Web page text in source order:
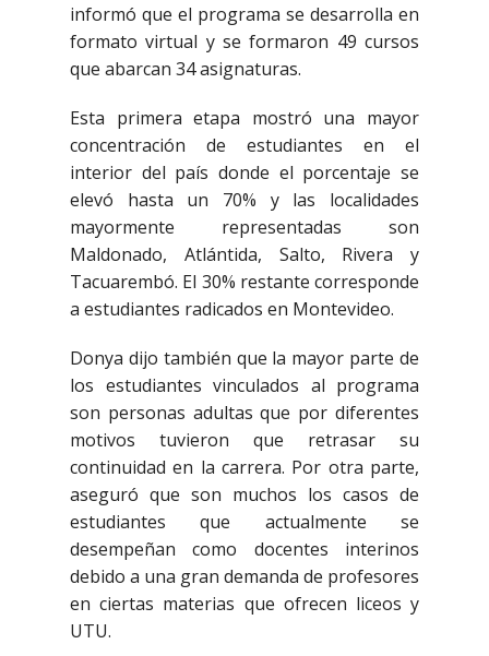
informó que el programa se desarrolla en
formato virtual y se formaron 49 cursos
que abarcan 34 asignaturas.
Esta primera etapa mostró una mayor
concentración de estudiantes en el
interior del país donde el porcentaje se
elevó hasta un 70% y las localidades
mayormente representadas son
Maldonado, Atlántida, Salto, Rivera y
Tacuarembó. El 30% restante corresponde
a estudiantes radicados en Montevideo.
Donya dijo también que la mayor parte de
los estudiantes vinculados al programa
son personas adultas que por diferentes
motivos tuvieron que retrasar su
continuidad en la carrera. Por otra parte,
aseguró que son muchos los casos de
estudiantes que actualmente se
desempeñan como docentes interinos
debido a una gran demanda de profesores
en ciertas materias que ofrecen liceos y
UTU.